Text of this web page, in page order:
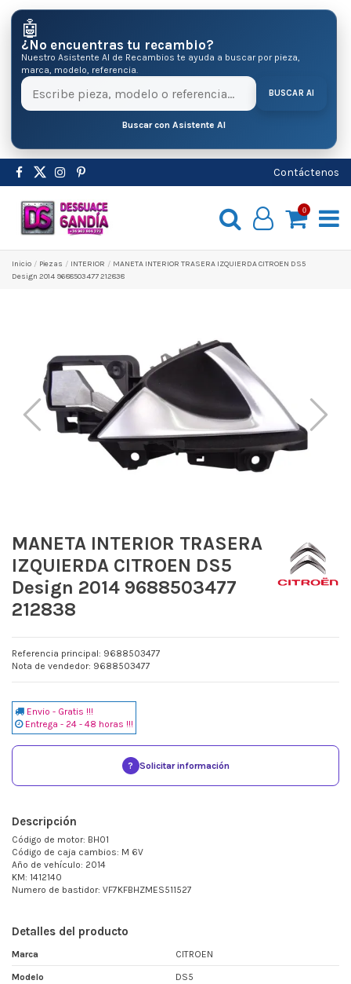
🤖
¿No encuentras tu recambio?
Nuestro Asistente AI de Recambios te ayuda a buscar por pieza,
marca, modelo, referencia.
BUSCAR AI
Buscar con Asistente AI
Contáctenos
0
Inicio Pіezas INTERIOR
MANETA INTERIOR TRASERA IZQUIERDA CITROEN DS5
Design 2014 9688503477 212838
MANETA INTERIOR TRASERA
IZQUIERDA CITROEN DS5
Design 2014 9688503477
212838
Referencia principal: 9688503477
Nota de vendedor: 9688503477
Envio - Gratis !!!
Entrega - 24 - 48 horas !!!
? Solicitar información
Descripción
Código de motor: BH01
Código de caja cambios: M 6V
Año de vehículo: 2014
KM: 1412140
Numero de bastidor: VF7KFBHZMES511527
Detalles del producto
Marca CITROEN
Modelo DS5